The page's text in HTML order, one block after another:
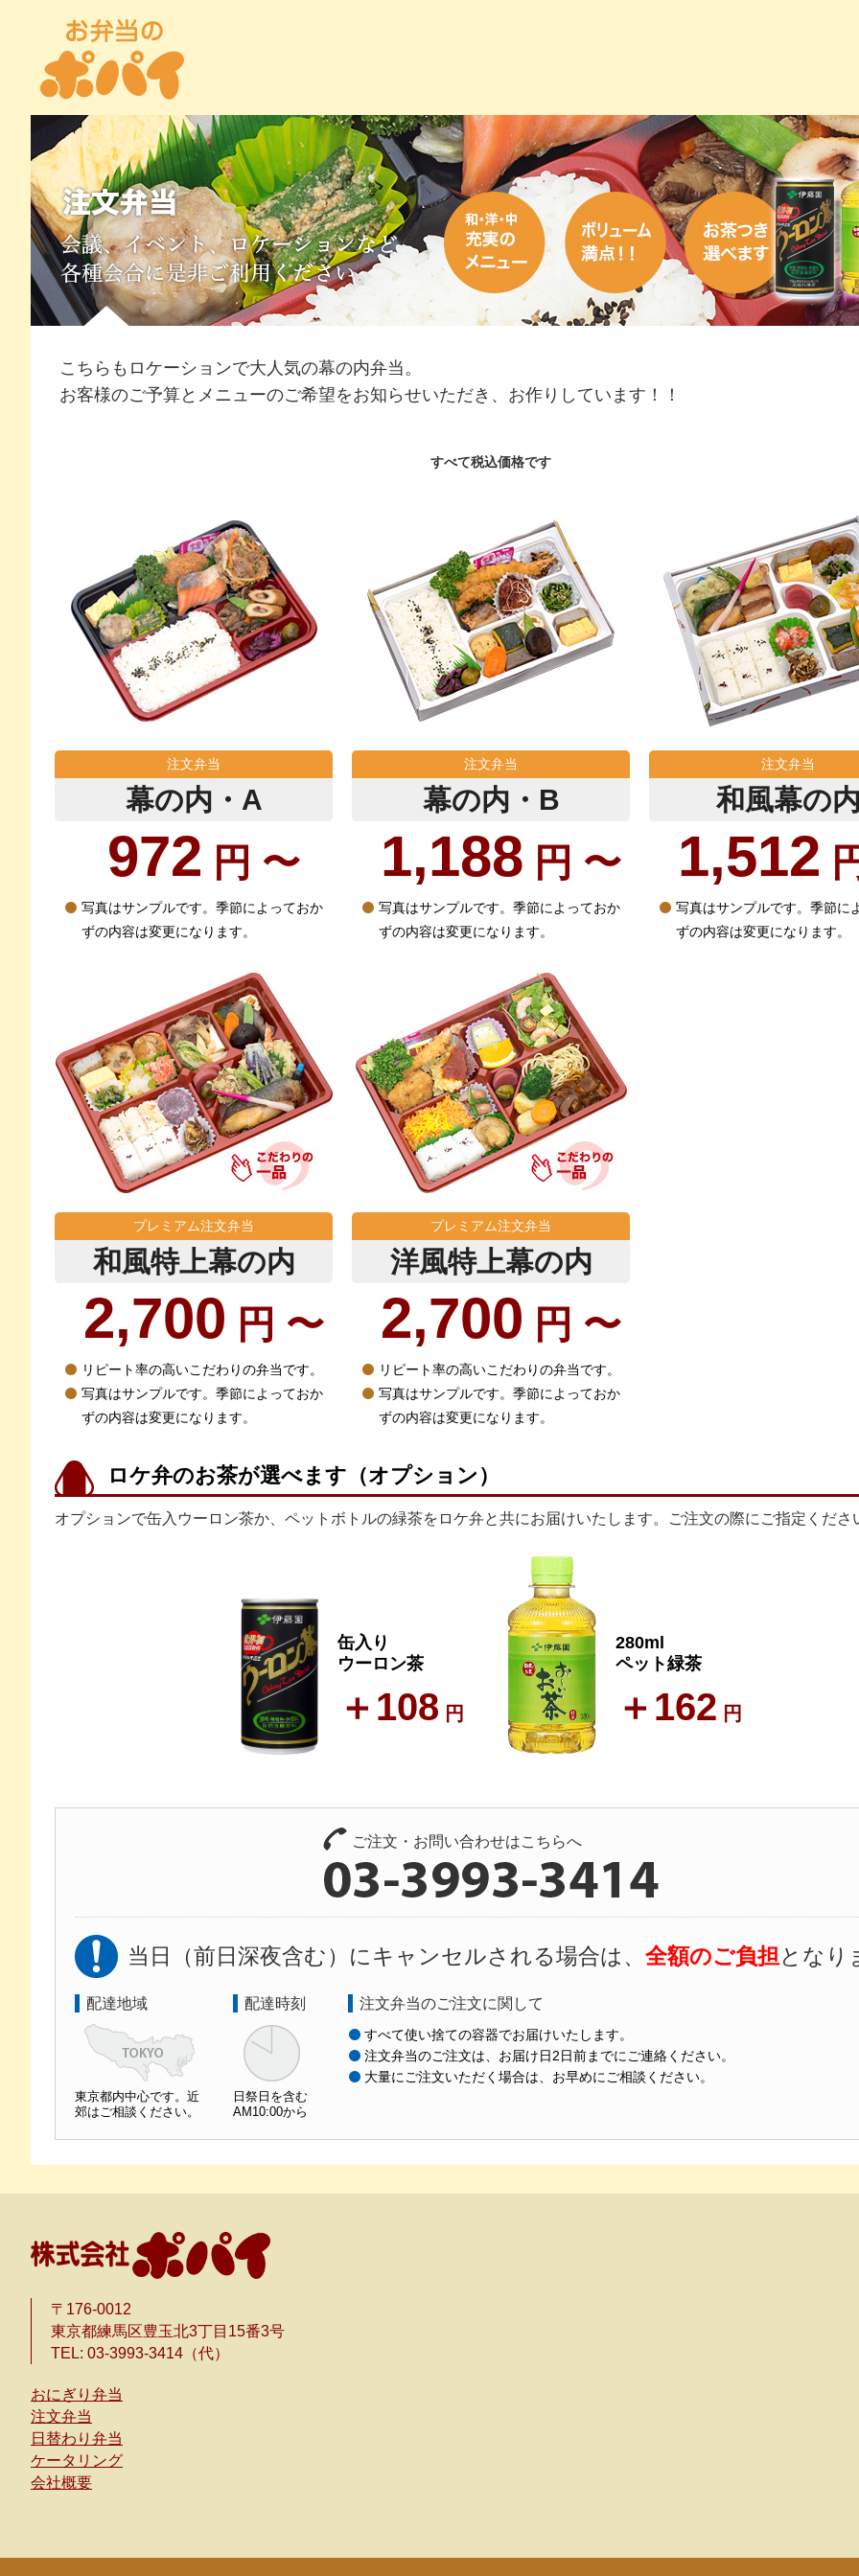
こちらもロケーションで大人気の幕の内弁当。
お客様のご予算とメニューのご希望をお知らせいただき、お作りしています！！
すべて税込価格です
注文弁当
幕の内・A
972 円 〜
写真はサンプルです。季節によっておか
ずの内容は変更になります。
注文弁当
幕の内・B
1,188 円 〜
写真はサンプルです。季節によっておか
ずの内容は変更になります。
注文弁当
和風幕の
1,512
写真はサンプルです。季節に
ずの内容は変更になります。
プレミアム注文弁当
和風特上幕の内
2,700 円 〜
リピート率の高いこだわりの弁当です。
写真はサンプルです。季節によっておか
ずの内容は変更になります。
プレミアム注文弁当
洋風特上幕の内
2,700 円 〜
リピート率の高いこだわりの弁当です。
写真はサンプルです。季節によっておか
ずの内容は変更になります。
ロケ弁のお茶が選べます（オプション）
オプションで缶入ウーロン茶か、ペットボトルの緑茶をロケ弁と共にお届けいたします。ご注文の際にご指定くださ
缶入り
ウーロン茶
＋108 円
280ml
ペット緑茶
＋162 円
ご注文・お問い合わせはこちらへ
当日（前日深夜含む）にキャンセルされる場合は、 全額のご負担 となり
配達地域
東京都内中心です。近
郊はご相談ください。
配達時刻
日祭日を含む
AM10:00から
注文弁当のご注文に関して
すべて使い捨ての容器でお届けいたします。
注文弁当のご注文は、お届け日2日前までにご連絡ください。
大量にご注文いただく場合は、お早めにご相談ください。
〒176-0012
東京都練馬区豊玉北3丁目15番3号
TEL: 03-3993-3414（代）
おにぎり弁当
注文弁当
日替わり弁当
ケータリング
会社概要